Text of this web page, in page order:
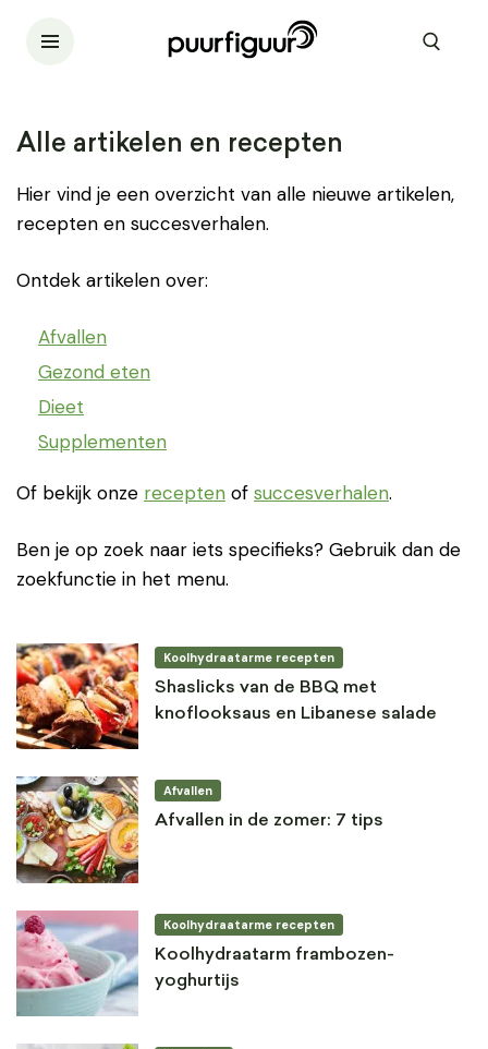
Alle artikelen en recepten
Hier vind je een overzicht van alle nieuwe artikelen,
recepten en succesverhalen.
Ontdek artikelen over:
Afvallen
Gezond eten
Dieet
Supplementen
Of bekijk onze recepten of succesverhalen.
Ben je op zoek naar iets specifieks? Gebruik dan de
zoekfunctie in het menu.
Koolhydraatarme recepten
Shaslicks van de BBQ met
knoflooksaus en Libanese salade
Afvallen
Afvallen in de zomer: 7 tips
Koolhydraatarme recepten
Koolhydraatarm frambozen-
yoghurtijs